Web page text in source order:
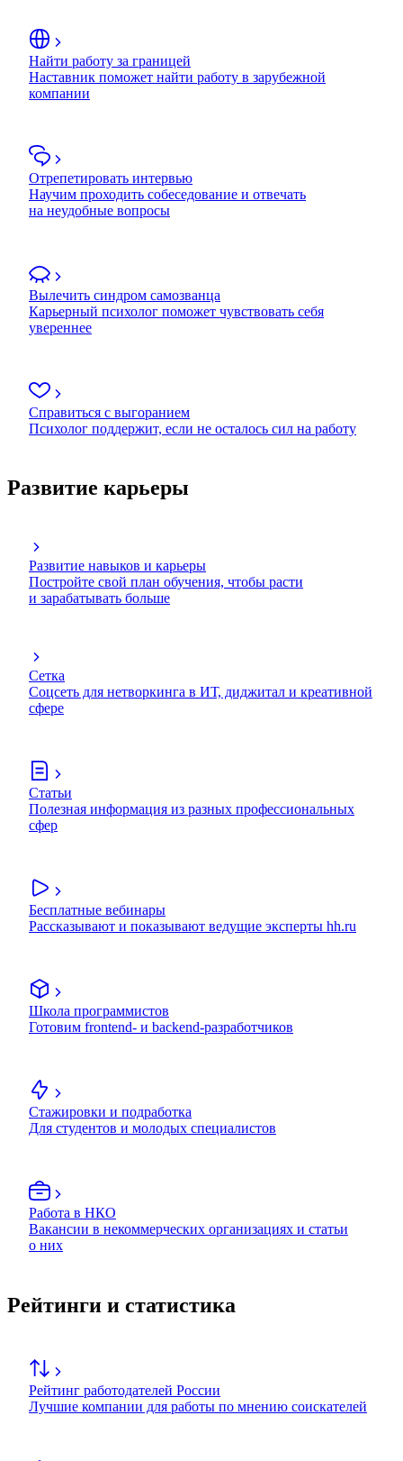
Найти работу за границей
Наставник поможет найти работу в зарубежной
компании
Отрепетировать интервью
Научим проходить собеседование и отвечать
на неудобные вопросы
Вылечить синдром самозванца
Карьерный психолог поможет чувствовать себя
увереннее
Справиться с выгоранием
Психолог поддержит, если не осталось сил на работу
Развитие карьеры
Развитие навыков и карьеры
Постройте свой план обучения, чтобы расти
и зарабатывать больше
Сетка
Соцсеть для нетворкинга в ИТ, диджитал и креативной
сфере
Статьи
Полезная информация из разных профессиональных
сфер
Бесплатные вебинары
Рассказывают и показывают ведущие эксперты hh.ru
Школа программистов
Готовим frontend- и backend-разработчиков
Стажировки и подработка
Для студентов и молодых специалистов
Работа в НКО
Вакансии в некоммерческих организациях и статьи
о них
Рейтинги и статистика
Рейтинг работодателей России
Лучшие компании для работы по мнению соискателей